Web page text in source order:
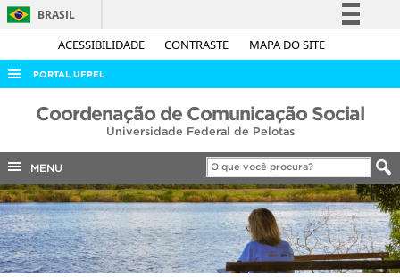
ACESSIBILIDADE CONTRASTE MAPA DO SITE
BRASIL
Simplifique!
Acesso à informação
Legislação
Canais
PORTAL UFPEL
ACESSO À INFORMAÇÃO
COBALTO
CONCURSOS
EDITAIS
INTERNACIONAL
Coordenação de Comunicação Social
Universidade Federal de Pelotas
MENU